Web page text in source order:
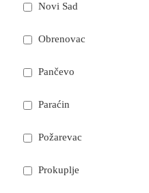
Novi Sad
Obrenovac
Pančevo
Paraćin
Požarevac
Prokuplje